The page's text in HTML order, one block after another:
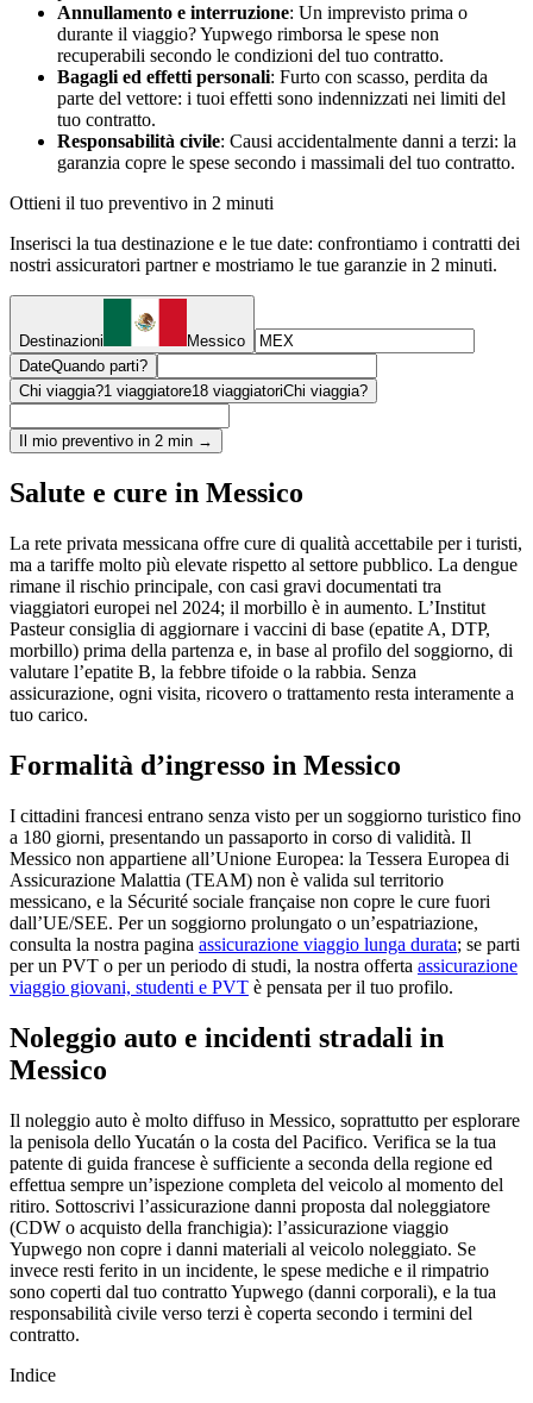
Annullamento e interruzione: Un imprevisto prima o
durante il viaggio? Yupwego rimborsa le spese non
recuperabili secondo le condizioni del tuo contratto.
Bagagli ed effetti personali: Furto con scasso, perdita da
parte del vettore: i tuoi effetti sono indennizzati nei limiti del
tuo contratto.
Responsabilità civile: Causi accidentalmente danni a terzi: la
garanzia copre le spese secondo i massimali del tuo contratto.
Ottieni il tuo preventivo in 2 minuti
Inserisci la tua destinazione e le tue date: confrontiamo i contratti dei
nostri assicuratori partner e mostriamo le tue garanzie in 2 minuti.
Destinazioni
Messico
DateQuando parti?
Chi viaggia?1 viaggiatore18 viaggiatoriChi viaggia?
Il mio preventivo in 2 min →
Salute e cure in Messico
La rete privata messicana offre cure di qualità accettabile per i turisti,
ma a tariffe molto più elevate rispetto al settore pubblico. La dengue
rimane il rischio principale, con casi gravi documentati tra
viaggiatori europei nel 2024; il morbillo è in aumento. L’Institut
Pasteur consiglia di aggiornare i vaccini di base (epatite A, DTP,
morbillo) prima della partenza e, in base al profilo del soggiorno, di
valutare l’epatite B, la febbre tifoide o la rabbia. Senza
assicurazione, ogni visita, ricovero o trattamento resta interamente a
tuo carico.
Formalità d’ingresso in Messico
I cittadini francesi entrano senza visto per un soggiorno turistico fino
a 180 giorni, presentando un passaporto in corso di validità. Il
Messico non appartiene all’Unione Europea: la Tessera Europea di
Assicurazione Malattia (TEAM) non è valida sul territorio
messicano, e la Sécurité sociale française non copre le cure fuori
dall’UE/SEE. Per un soggiorno prolungato o un’espatriazione,
consulta la nostra pagina assicurazione viaggio lunga durata; se parti
per un PVT o per un periodo di studi, la nostra offerta assicurazione
viaggio giovani, studenti e PVT è pensata per il tuo profilo.
Noleggio auto e incidenti stradali in
Messico
Il noleggio auto è molto diffuso in Messico, soprattutto per esplorare
la penisola dello Yucatán o la costa del Pacifico. Verifica se la tua
patente di guida francese è sufficiente a seconda della regione ed
effettua sempre un’ispezione completa del veicolo al momento del
ritiro. Sottoscrivi l’assicurazione danni proposta dal noleggiatore
(CDW o acquisto della franchigia): l’assicurazione viaggio
Yupwego non copre i danni materiali al veicolo noleggiato. Se
invece resti ferito in un incidente, le spese mediche e il rimpatrio
sono coperti dal tuo contratto Yupwego (danni corporali), e la tua
responsabilità civile verso terzi è coperta secondo i termini del
contratto.
Indice